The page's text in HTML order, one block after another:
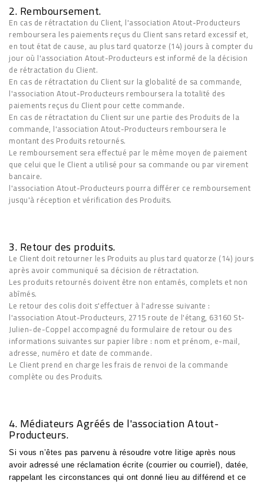
2. Remboursement.
En cas de rétractation du Client, l'association Atout-Producteurs
remboursera les paiements reçus du Client sans retard excessif et,
en tout état de cause, au plus tard quatorze (14) jours à compter du
jour où l'association Atout-Producteurs est informé de la décision
de rétractation du Client.
En cas de rétractation du Client sur la globalité de sa commande,
l'association Atout-Producteurs remboursera la totalité des
paiements reçus du Client pour cette commande.
En cas de rétractation du Client sur une partie des Produits de la
commande, l'association Atout-Producteurs remboursera le
montant des Produits retournés.
Le remboursement sera effectué par le même moyen de paiement
que celui que le Client a utilisé pour sa commande ou par virement
bancaire.
l'association Atout-Producteurs pourra différer ce remboursement
jusqu'à réception et vérification des Produits.
3. Retour des produits.
Le Client doit retourner les Produits au plus tard quatorze (14) jours
après avoir communiqué sa décision de rétractation.
Les produits retournés doivent être non entamés, complets et non
abîmés.
Le retour des colis doit s'effectuer à l'adresse suivante :
l'association Atout-Producteurs, 2715 route de l'étang, 63160 St-
Julien-de-Coppel accompagné du formulaire de retour ou des
informations suivantes sur papier libre : nom et prénom, e-mail,
adresse, numéro et date de commande.
Le Client prend en charge les frais de renvoi de la commande
complète ou des Produits.
4. Médiateurs Agréés de l'association Atout-
Producteurs.
Si vous n’êtes pas parvenu à résoudre votre litige après nous
avoir adressé une réclamation écrite (courrier ou courriel), datée,
rappelant les circonstances qui ont donné lieu au différend et ce